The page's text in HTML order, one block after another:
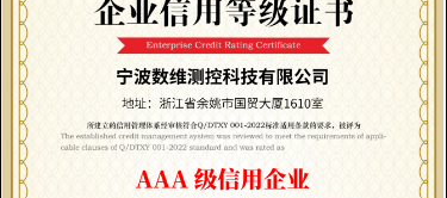
v
i
g
a
t
i
o
n